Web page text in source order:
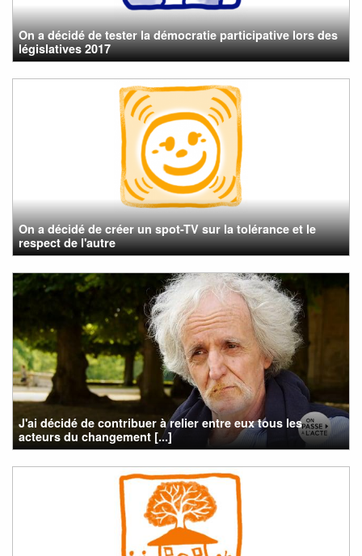
On a décidé de tester la démocratie participative lors des
législatives 2017
On a décidé de créer un spot-TV sur la tolérance et le
respect de l'autre
J'ai décidé de contribuer à relier entre eux tous les
acteurs du changement [...]